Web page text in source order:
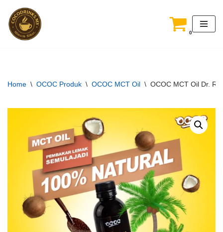
Skip
0
Home \ OCOC Produk \ OCOC MCT Oil \ OCOC MCT Oil Dr.